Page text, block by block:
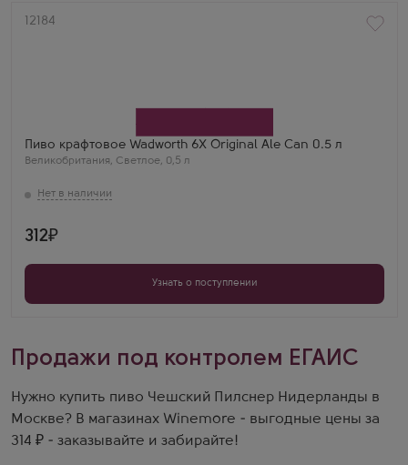
Артикул
12184
Пиво крафтовое Wadworth 6X Original Ale Can 0.5 л
Великобритания, Светлое, 0,5 л
312
Узнать о поступлении
Продажи под контролем ЕГАИС
Нужно купить пиво Чешский Пилснер Нидерланды в
Москве? В магазинах Winemore - выгодные цены за
314 ₽ - заказывайте и забирайте!